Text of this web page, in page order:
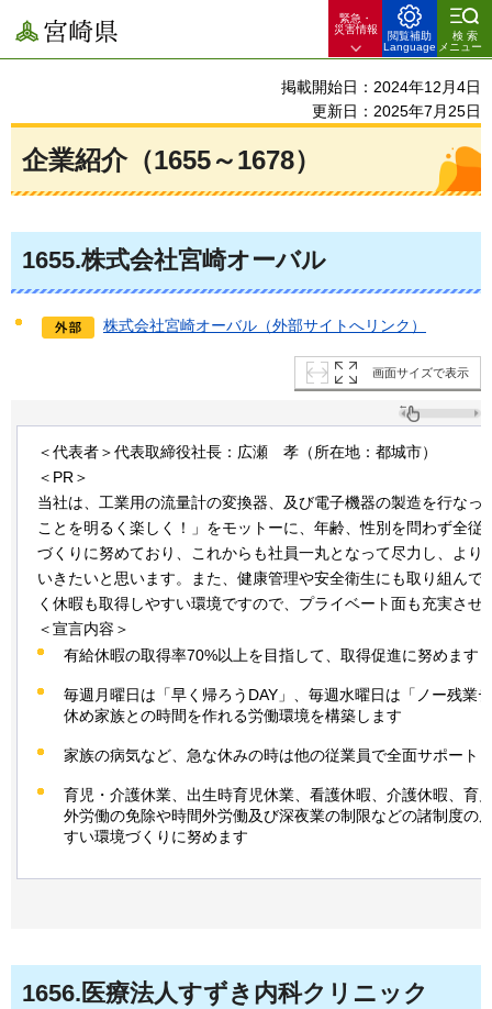
宮崎県
緊急・
災害情報
閲覧補助
Language
検索
メニュー
掲載開始日：2024年12月4日
更新日：2025年7月25日
企業紹介（1655～1678）
1655.株式会社宮崎オーバル
株式会社宮崎オーバル（外部サイトへリンク）
画面サイズで表示
＜代表者＞代表取締役社長：広瀬 孝 （所在地：都城市）
＜PR＞
当社は、工業用の流量計の変換器、及び電子機器の製造を行なっ
ことを明るく楽しく！」をモットーに、年齢、性別を問わず全従
づくりに努めており、これからも社員一丸となって尽力し、より
いきたいと思います。また、健康管理や安全衛生にも取り組んで
く休暇も取得しやすい環境ですので、プライベート面も充実させ
＜宣言内容＞
有給休暇の取得率70%以上を目指して、取得促進に努めます
毎週月曜日は「早く帰ろうDAY」、毎週水曜日は「ノー残業
休め家族との時間を作れる労働環境を構築します
家族の病気など、急な休みの時は他の従業員で全面サポート
育児・介護休業、出生時育児休業、看護休暇、介護休暇、育
外労働の免除や時間外労働及び深夜業の制限などの諸制度の
すい環境づくりに努めます
1656.医療法人すずき内科クリニック